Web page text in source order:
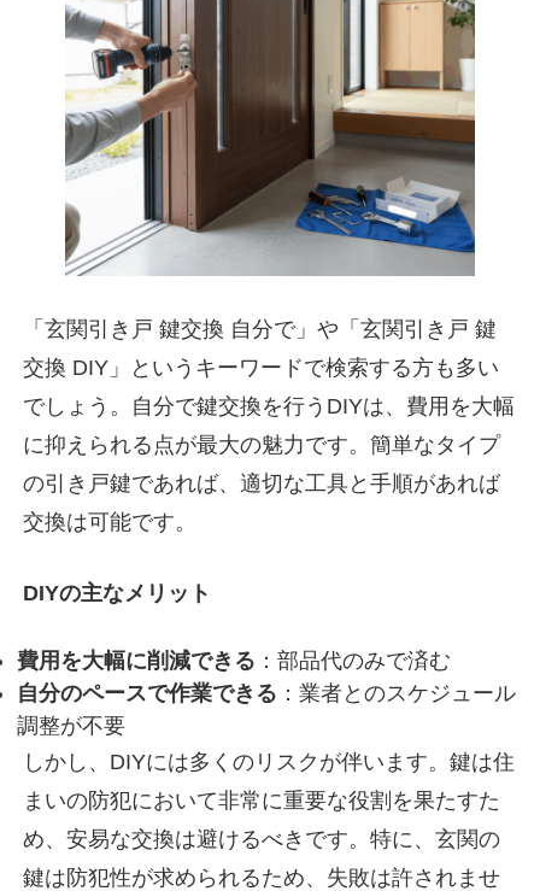
「玄関引き戸 鍵交換 自分で」や「玄関引き戸 鍵
交換 DIY」というキーワードで検索する方も多い
でしょう。自分で鍵交換を行うDIYは、費用を大幅
に抑えられる点が最大の魅力です。簡単なタイプ
の引き戸鍵であれば、適切な工具と手順があれば
交換は可能です。
DIYの主なメリット
費用を大幅に削減できる ：部品代のみで済む
自分のペースで作業できる ：業者とのスケジュール
調整が不要
しかし、DIYには多くのリスクが伴います。鍵は住
まいの防犯において非常に重要な役割を果たすた
め、安易な交換は避けるべきです。特に、玄関の
鍵は防犯性が求められるため、失敗は許されませ